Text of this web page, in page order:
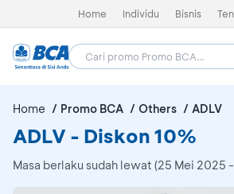
Home Individu Bisnis
Home Promo BCA Others ADLV
ADLV - Diskon 10%
Masa berlaku sudah lewat (25 Mei 2025